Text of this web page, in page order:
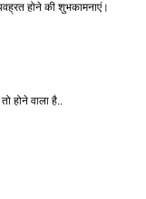
होने की शुभकामनाएं।
होने वाला है..